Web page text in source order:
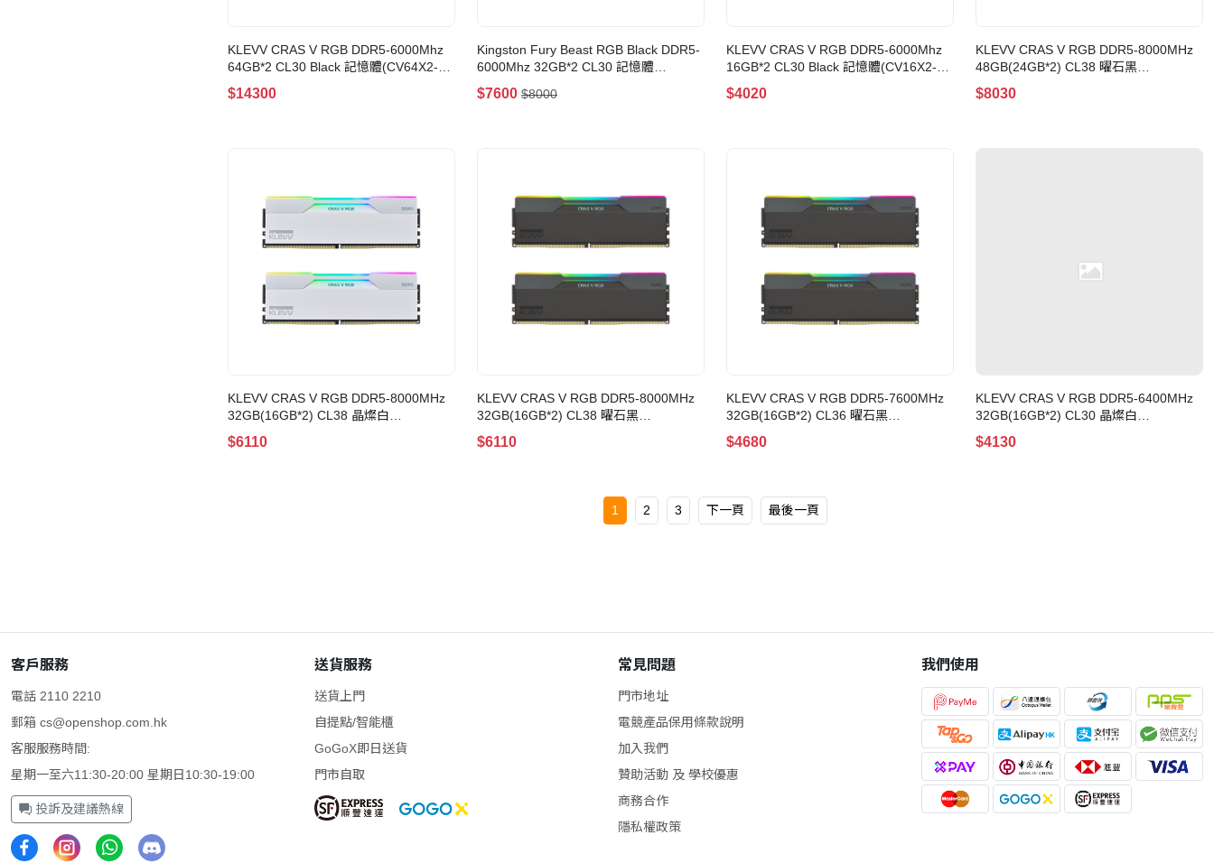
KLEVV CRAS V RGB DDR5-6000Mhz
64GB*2 CL30 Black 記憶體(CV64X2-
KD5BGUA80-60A300G)
$14300
Kingston Fury Beast RGB Black DDR5-
6000Mhz 32GB*2 CL30 記憶體
(KF560C30BBEAK2-64)
$7600 $8000
KLEVV CRAS V RGB DDR5-6000Mhz
16GB*2 CL30 Black 記憶體(CV16X2-
KD5AGUA80-60A300G)
$4020
KLEVV CRAS V RGB DDR5-8000MHz
48GB(24GB*2) CL38 曜石黑
(KD5KGUD80-80D380G)
$8030
KLEVV CRAS V RGB DDR5-8000MHz
32GB(16GB*2) CL38 晶燦白
(KD5AGUA80-80D380J)
$6110
KLEVV CRAS V RGB DDR5-8000MHz
32GB(16GB*2) CL38 曜石黑
(KD5AGUA80-80D380G)
$6110
KLEVV CRAS V RGB DDR5-7600MHz
32GB(16GB*2) CL36 曜石黑
(KD5AGUA80-76B360G)
$4680
KLEVV CRAS V RGB DDR5-6400MHz
32GB(16GB*2) CL30 晶燦白
(KD5AGUA80-64B300J)
$4130
1 2 3 下一頁 最後一頁
客戶服務
電話 2110 2210
郵箱 cs@openshop.com.hk
客服服務時間:
星期一至六11:30-20:00 星期日10:30-19:00
投訴及建議熱線
送貨服務
送貨上門
自提點/智能櫃
GoGoX即日送貨
門市自取
常見問題
門市地址
電競產品保用條款說明
加入我們
贊助活動 及 學校優惠
商務合作
隱私權政策
我們使用